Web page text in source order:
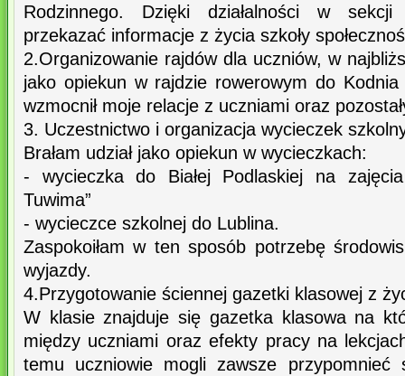
Rodzinnego. Dzięki działalności w sekcji
przekazać informacje z życia szkoły
2.Organizowanie rajdów dla uczniów, w
jako opiekun w rajdzie rowerowym do
wzmocnił moje relacje z uczniami oraz
3. Uczestnictwo i organizacja wycieczek
Brałam udział jako opiekun w wycieczkach:
- wycieczka do Białej Podlaskiej na
Tuwima”
- wycieczce szkolnej do Lublina.
Zaspokoiłam w ten sposób potrzebę
wyjazdy.
4.Przygotowanie ściennej gazetki klasowej z
W klasie znajduje się gazetka klasowa na
między uczniami oraz efekty pracy na
temu uczniowie mogli zawsze